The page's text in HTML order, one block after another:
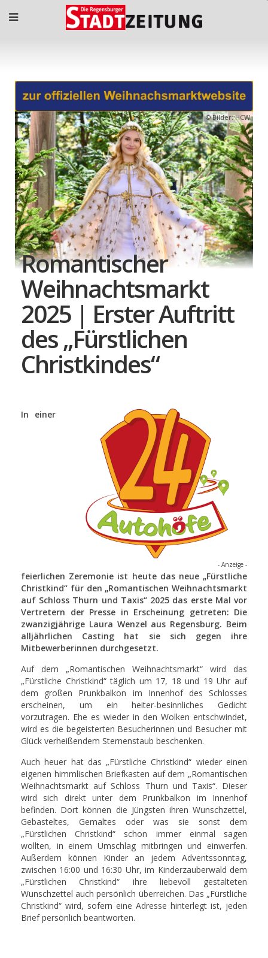
Bilder: HCW
Romantischer
Weihnachtsmarkt
2025 | Erster Auftritt
des „Fürstlichen
Christkindes“
- Anzeige -
In einer
feierlichen Zeremonie ist heute das neue „Fürstliche
Christkind“ für den „Romantischen Weihnachtsmarkt
auf Schloss Thurn und Taxis“ 2025 das erste Mal vor
Vertretern der Presse in Erscheinung getreten: Die
zwanzigjährige Laura Wenzel aus Regensburg. Beim
alljährlichen Casting hat sie sich gegen ihre
Mitbewerberinnen durchgesetzt.
Auf dem „Romantischen Weihnachtsmarkt“ wird das
„Fürstliche Christkind“ täglich um 17, 18 und 19 Uhr auf
dem großen Prunkbalkon im Innenhof des Schlosses
erscheinen, um ein heiter-besinnliches Gedicht
vorzutragen. Ehe es wieder in den Wolken entschwindet,
wird es die begeisterten Besucherinnen und Besucher mit
Glück verheißendem Sternenstaub beschenken.
Auch heuer hat das „Fürstliche Christkind“ wieder einen
eigenen himmlischen Briefkasten auf dem „Romantischen
Weihnachtsmarkt auf Schloss Thurn und Taxis“. Dieser
wird sich direkt unter dem Prunkbalkon im Innenhof
befinden. Dort können die Jüngsten ihren Wunschzettel,
Gebasteltes, Gemaltes oder was sie sonst dem
„Fürstlichen Christkind“ schon immer einmal sagen
wollten, in einem Umschlag mitbringen und einwerfen.
Außerdem können Kinder an jedem Adventssonntag,
zwischen 16:00 und 16:30 Uhr, im Kinderzauberwald dem
„Fürstlichen Christkind“ ihre liebevoll gestalteten
Wunschzettel auch persönlich überreichen. Das „Fürstliche
Christkind“ wird, sofern eine Adresse hinterlegt ist, jeden
Brief persönlich beantworten.